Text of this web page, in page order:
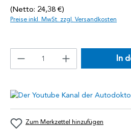
(Netto: 24,38 €)
Preise inkl. MwSt. zzgl. Versandkosten
In
Zum Merkzettel hinzufügen